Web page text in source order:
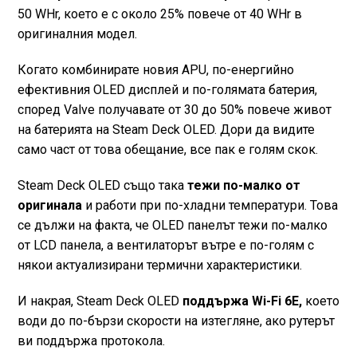
50 WHr, което е с около 25% повече от 40 WHr в
оригиналния модел.
Когато комбинирате новия APU, по-енергийно
ефективния OLED дисплей и по-голямата батерия,
според Valve получавате от 30 до 50% повече живот
на батерията на Steam Deck OLED. Дори да видите
само част от това обещание, все пак е голям скок.
Steam Deck OLED също така тежи по-малко от
оригинала и работи при по-хладни температури. Това
се дължи на факта, че OLED панелът тежи по-малко
от LCD панела, а вентилаторът вътре е по-голям с
някои актуализирани термични характеристики.
И накрая, Steam Deck OLEDподдържа Wi-Fi 6E,което
води до по-бързи скорости на изтегляне, ако рутерът
ви поддържа протокола.